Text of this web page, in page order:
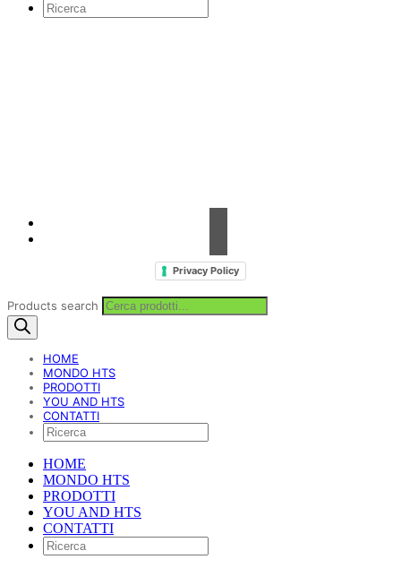
Privacy Policy
Products search
HOME
MONDO HTS
PRODOTTI
YOU AND HTS
CONTATTI
HOME
MONDO HTS
PRODOTTI
YOU AND HTS
CONTATTI